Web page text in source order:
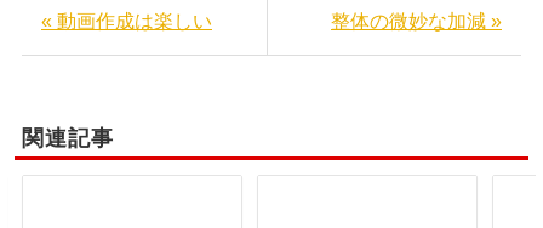
« 動画作成は楽しい 整体の微妙な加減 »
関連記事